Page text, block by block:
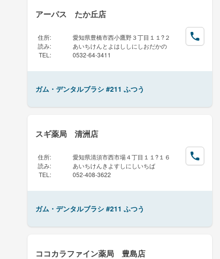
アーパス たか丘店
住所:
愛知県豊橋市西小鷹野３丁目１１?２
読み:
あいちけんとよはししにしおだかの
TEL : 0532-64-3411
ガム・デンタルブラシ #211 ふつう
スギ薬局 清洲店
住所:
愛知県清須市西市場４丁目１１?１６
読み:
あいちけんきよすしにしいちば
TEL : 052-408-3622
ガム・デンタルブラシ #211 ふつう
ココカラファイン薬局 豊島店